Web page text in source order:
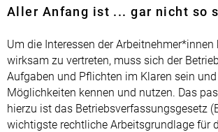
Aller Anfang ist ... gar nicht so
Um die Interessen der
wirksam zu vertreten, muss sich der
Aufgaben und Pflichten im Klaren sein
Möglichkeiten kennen und nutzen. Das
hierzu ist das Betriebsverfassungsgesetz
wichtigste rechtliche Arbeitsgrundlage für